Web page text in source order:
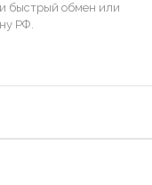
быстрый обмен или
РФ.